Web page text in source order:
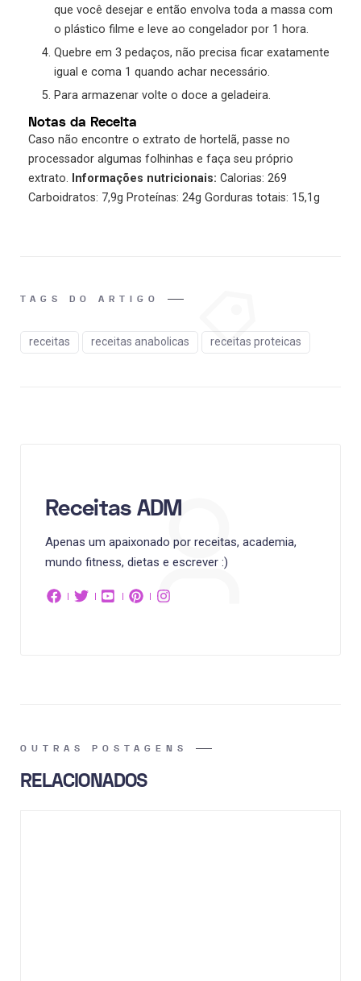
que você desejar e então envolva toda a massa com
o plástico filme e leve ao congelador por 1 hora.
Quebre em 3 pedaços, não precisa ficar exatamente
igual e coma 1 quando achar necessário.
Para armazenar volte o doce a geladeira.
Notas da Receita
Caso não encontre o extrato de hortelã, passe no
processador algumas folhinhas e faça seu próprio
extrato. Informações nutricionais: Calorias: 269
Carboidratos: 7,9g Proteínas: 24g Gorduras totais: 15,1g
TAGS DO ARTIGO
receitas receitas anabolicas receitas proteicas
Receitas ADM
Apenas um apaixonado por receitas, academia,
mundo fitness, dietas e escrever :)
OUTRAS POSTAGENS
RELACIONADOS